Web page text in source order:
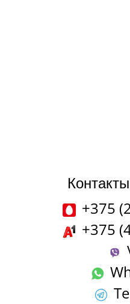
+375
+375